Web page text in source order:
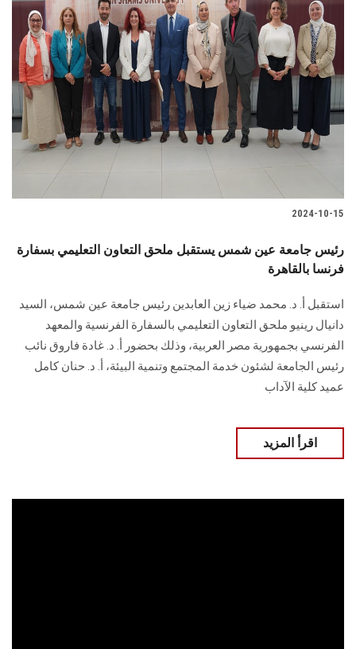
2024-10-15
رئيس جامعة عين شمس يستقبل ملحق التعاون التعليمي بسفارة
فرنسا بالقاهرة
استقبل أ. د. محمد ضياء زين العابدين رئيس جامعة عين شمس، السيد
دانيال رينيو ملحق ‏التعاون التعليمي بالسفارة الفرنسية والمعهد
الفرنسي بجمهورية مصر العربية، وذلك بحضور أ. ‏د. غادة فاروق نائب
رئيس الجامعة لشئون خدمة المجتمع وتنمية البيئة، أ. د. حنان كامل
عميد ‏كلية الآداب
اقرأ المزيد